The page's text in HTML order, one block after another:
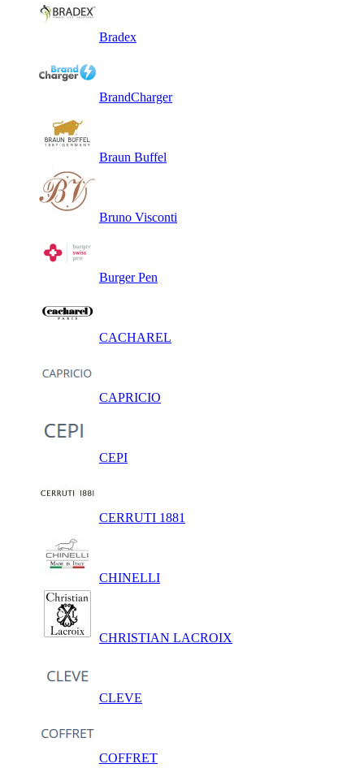
Bradex
BrandCharger
Braun Buffel
Bruno Visconti
Burger Pen
CACHAREL
CAPRICIO
CEPI
CERRUTI 1881
CHINELLI
CHRISTIAN LACROIX
CLEVE
COFFRET